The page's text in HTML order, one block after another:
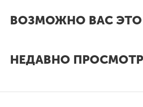
ВОЗМОЖНО ВАС ЭТО
НЕДАВНО